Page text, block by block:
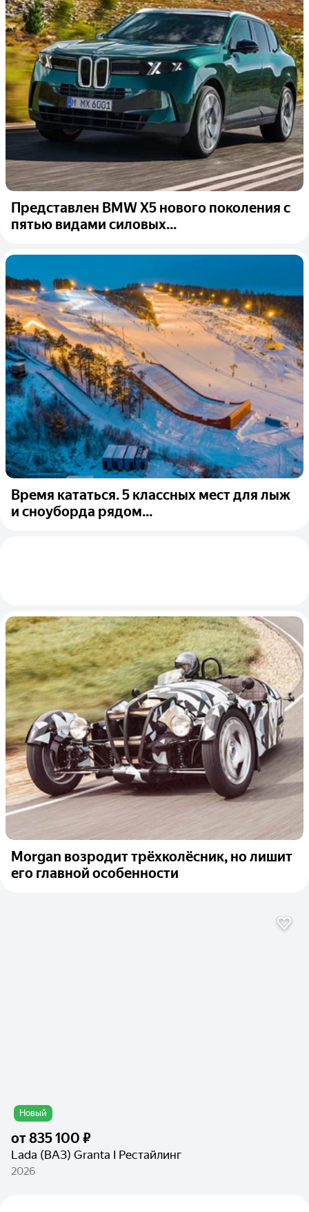
Представлен BMW X5 нового поколения с
пятью видами силовых...
Время кататься. 5 классных мест для лыж
и сноуборда рядом...
Morgan возродит трёхколёсник, но лишит
его главной особенности
Новый
от835 100 ₽
Lada (ВАЗ) Granta I Рестайлинг
2026